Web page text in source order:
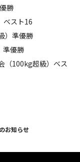
勝
ベスト16
）準優勝
準優勝
（100kg超級）ベス
お知らせ